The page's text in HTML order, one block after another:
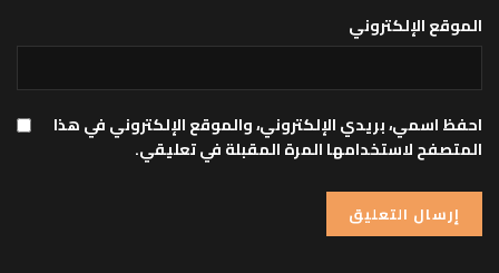
الموقع الإلكتروني
احفظ اسمي، بريدي الإلكتروني، والموقع الإلكتروني في هذا
المتصفح لاستخدامها المرة المقبلة في تعليقي.